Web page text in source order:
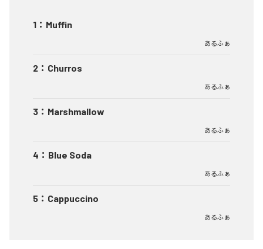
1 ： Muffin
あるふぁ
2 ： Churros
あるふぁ
3 ： Marshmallow
あるふぁ
4 ： Blue Soda
あるふぁ
5 ： Cappuccino
あるふぁ